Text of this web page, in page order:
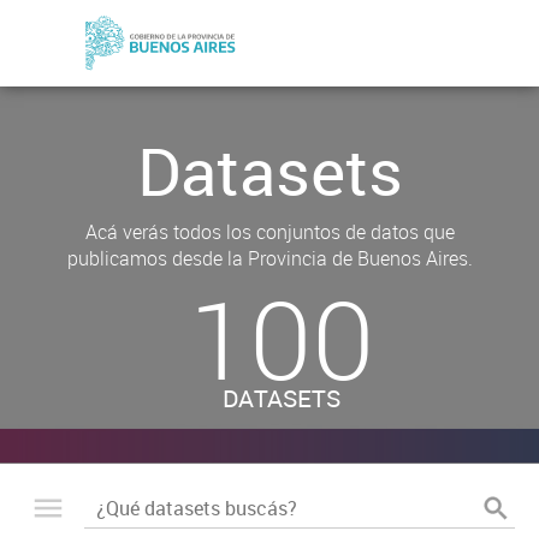
Datasets
Acá verás todos los conjuntos de datos que
publicamos desde la Provincia de Buenos Aires.
100
DATASETS